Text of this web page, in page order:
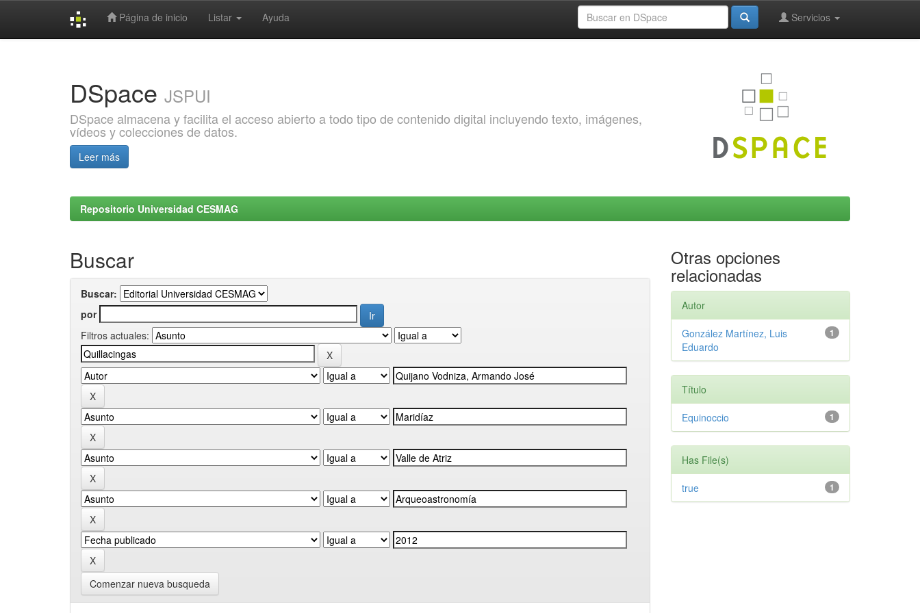
Página de inicio Listar Ayuda Servicios
DSpace JSPUI
DSpace almacena y facilita el acceso abierto a todo tipo de contenido digital incluyendo texto, imágenes,
vídeos y colecciones de datos.
Leer más
Repositorio Universidad CESMAG
Buscar
Buscar:
por
Filtros actuales:
Comenzar nueva busqueda
Otras opciones
relacionadas
Autor
1
González Martínez, Luis
Eduardo
Título
1
Equinoccio
Has File(s)
1
true